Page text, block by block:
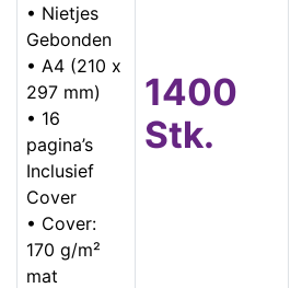
• Nietjes
Gebonden
• A4 (210 x
297 mm)
• 16
pagina’s
Inclusief
Cover
• Cover:
170 g/m²
mat
1400
Stk.